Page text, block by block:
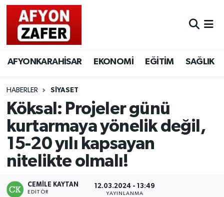
AFYONKARAHİSAR EKONOMİ EĞİTİM SAĞLIK
HABERLER SİYASET
Köksal: Projeler günü
kurtarmaya yönelik değil,
15-20 yılı kapsayan
nitelikte olmalı!
CEMILE KAYTAN
EDITÖR
12.03.2024 - 13:49
YAYINLANMA